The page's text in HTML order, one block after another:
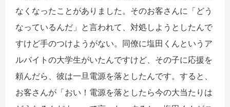
なくなったことがありました。そのお客さんに「どう
なっているんだ」と言われて、対処しようとしたんで
すけど手のつけようがない。同僚に塩田くんというア
ルバイトの大学生がいたんですけど、その子に応援を
頼んだら、彼は一旦電源を落としたんです。すると、
お客さんが「おい！電源を落としたら今の大当たりは